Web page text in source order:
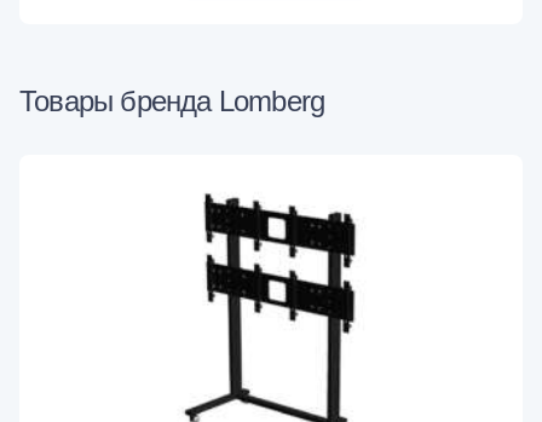
Товары бренда Lomberg